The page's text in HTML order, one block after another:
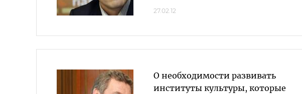
27.02.12
О необходимости развивать
институты культуры, которые